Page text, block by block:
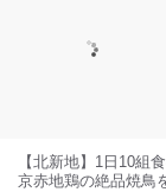
【北新地】1日10組
京赤地鶏の絶品焼鳥